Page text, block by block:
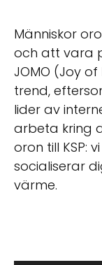
Människor
och att vara
JOMO (Joy
trend,
lider av
arbeta kring
oron till KSP:
socialiserar
värme.